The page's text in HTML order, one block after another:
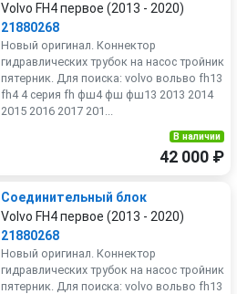
Volvo FH4 первое (2013 - 2020)
21880268
Новый оригинал. Коннектор
гидравлических трубок на насос тройник
пятерник. Для поиска: volvo вольво fh13
fh4 4 серия fh фш4 фш фш13 2013 2014
2015 2016 2017 201...
В наличии
42 000 ₽
Соединительный блок
Volvo FH4 первое (2013 - 2020)
21880268
Новый оригинал. Коннектор
гидравлических трубок на насос тройник
пятерник. Для поиска: volvo вольво fh13